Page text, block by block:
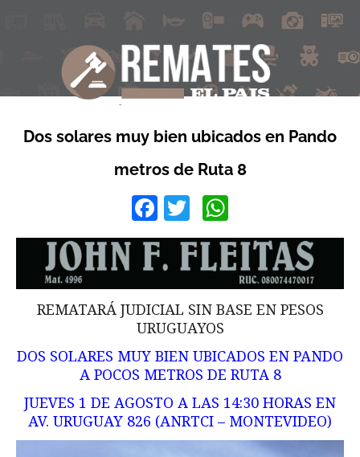
Dos solares muy bien ubicados en Pando
metros de Ruta 8
Facebook
Twitter
REMATARÁ JUDICIAL SIN BASE EN PESOS
URUGUAYOS
DOS SOLARES MUY BIEN UBICADOS EN PANDO
A POCOS METROS DE RUTA 8
JUEVES 1 DE AGOSTO A LAS 14:30 HORAS EN
AV. URUGUAY 826 (ANRTCI – MONTEVIDEO)